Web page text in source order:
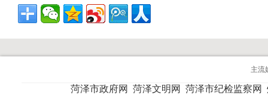
主流
菏泽市政府网 菏泽文明网 菏泽市纪检监察网